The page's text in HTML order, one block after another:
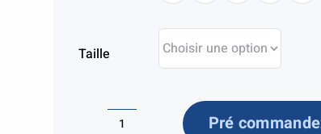
Taille
Pré